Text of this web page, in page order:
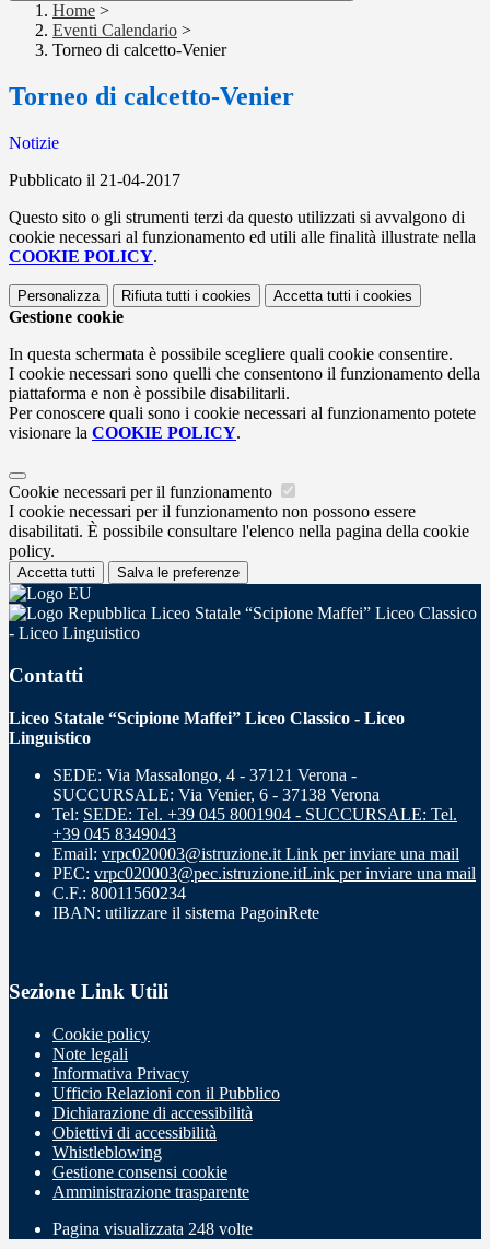
Home >
Eventi Calendario >
Torneo di calcetto-Venier
Torneo di calcetto-Venier
Notizie
Pubblicato il 21-04-2017
Questo sito o gli strumenti terzi da questo utilizzati si avvalgono di
cookie necessari al funzionamento ed utili alle finalità illustrate nella
COOKIE POLICY.
Personalizza Rifiuta tutti i cookies Accetta tutti i cookies
Gestione cookie
In questa schermata è possibile scegliere quali cookie consentire.
I cookie necessari sono quelli che consentono il funzionamento della
piattaforma e non è possibile disabilitarli.
Per conoscere quali sono i cookie necessari al funzionamento potete
visionare la COOKIE POLICY.
Cookie necessari per il funzionamento
I cookie necessari per il funzionamento non possono essere
disabilitati. È possibile consultare l'elenco nella pagina della cookie
policy.
Accetta tutti Salva le preferenze
Liceo Statale “Scipione Maffei” Liceo Classico
- Liceo Linguistico
Contatti
Liceo Statale “Scipione Maffei” Liceo Classico - Liceo
Linguistico
SEDE: Via Massalongo, 4 - 37121 Verona -
SUCCURSALE: Via Venier, 6 - 37138 Verona
Tel: SEDE: Tel. +39 045 8001904 - SUCCURSALE: Tel.
+39 045 8349043
Email: vrpc020003@istruzione.it Link per inviare una mail
PEC: vrpc020003@pec.istruzione.itLink per inviare una mail
C.F.: 80011560234
IBAN: utilizzare il sistema PagoinRete
Sezione Link Utili
Cookie policy
Note legali
Informativa Privacy
Ufficio Relazioni con il Pubblico
Dichiarazione di accessibilità
Obiettivi di accessibilità
Whistleblowing
Gestione consensi cookie
Amministrazione trasparente
Pagina visualizzata 248 volte